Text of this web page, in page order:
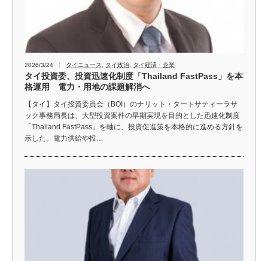
2026/3/24 タイニュース タイ政治 タイ経済・企業
タイ投資委、投資迅速化制度「Thailand FastPass」を本
格運用 電力・用地の課題解消へ
【タイ】タイ投資委員会（BOI）のナリット・タートサティーラサ
ック事務局長は、大型投資案件の早期実現を目的とした迅速化制度
「Thailand FastPass」を軸に、投資促進策を本格的に進める方針を
示した。電力供給や投…